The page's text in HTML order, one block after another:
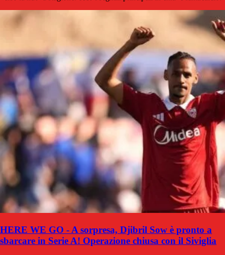
HERE WE GO - A sorpresa, Djibril Sow è pronto a
sbarcare in Serie A! Operazione chiusa con il Siviglia